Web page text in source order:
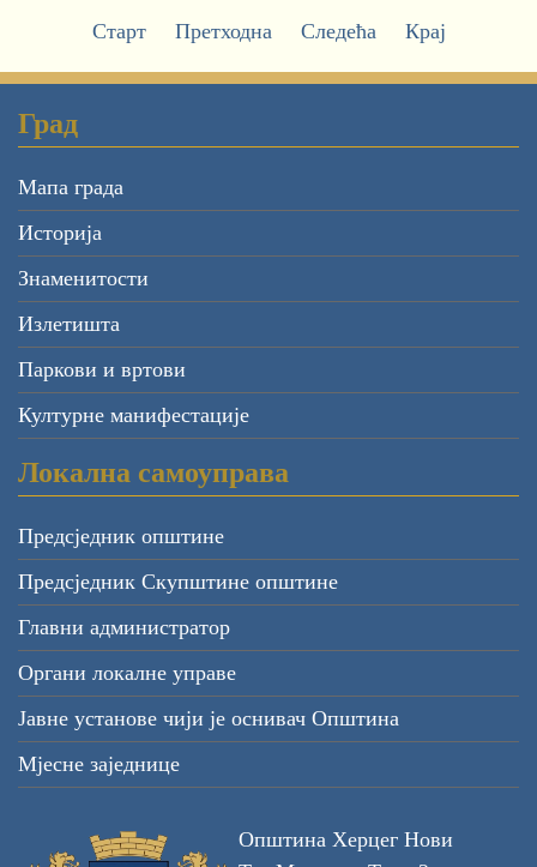
Старт Претходна Следећа Крај
Град
Мапа града
Историја
Знаменитости
Излетишта
Паркови и вртови
Културне манифестације
Локална самоуправа
Предсједник општине
Предсједник Скупштине општине
Главни администратор
Органи локалне управе
Јавне установе чији је оснивач Општина
Мјесне заједнице
Општина Херцег Нови